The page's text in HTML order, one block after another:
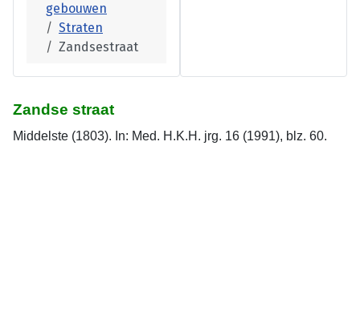
gebouwen
Straten
Zandsestraat
Zandse straat
Middelste (1803). In: Med. H.K.H. jrg. 16 (1991), blz. 60.